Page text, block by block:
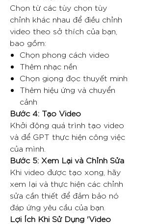
Chọn từ các tùy chọn tùy
chỉnh khác nhau để điều chỉnh
video theo sở thích của bạn,
bao gồm:
Chọn phong cách video
Thêm nhạc nền
Chọn giọng đọc thuyết minh
Thêm hiệu ứng và chuyển
cảnh
Bước 4: Tạo Video
Khởi động quá trình tạo video
và để GPT thực hiện công việc
của mình.
Bước 5: Xem Lại và Chỉnh Sửa
Khi video được tạo xong, hãy
xem lại và thực hiện các chỉnh
sửa cần thiết để đảm bảo nó
đáp ứng yêu cầu của bạn.
Lợi Ích Khi Sử Dụng 'Video